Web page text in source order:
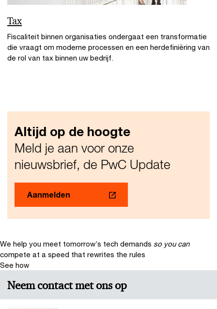
Tax
Fiscaliteit binnen organisaties ondergaat een transformatie
die vraagt om moderne processen en een herdefiniëring van
de rol van tax binnen uw bedrijf.
Altijd op de hoogte
Meld je aan voor onze
nieuwsbrief, de PwC Update
Aanmelden
We help you meet tomorrow’s tech demands so you can
compete at a speed that rewrites the rules
See how
Neem contact met ons op